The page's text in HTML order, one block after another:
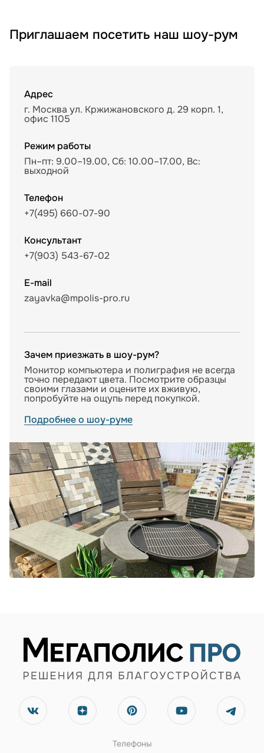
Приглашаем посетить наш шоу-рум
Адрес
г. Москва ул. Кржижановского д. 29 корп. 1,
офис 1105
Режим работы
Пн–пт: 9.00–19.00, Сб: 10.00–17.00, Вс:
выходной
Телефон
+7(495) 660-07-90
Консультант
+7(903) 543-67-02
E-mail
zayavka@mpolis-pro.ru
Зачем приезжать в шоу-рум?
Монитор компьютера и полиграфия не всегда
точно передают цвета. Посмотрите образцы
своими глазами и оцените их вживую,
попробуйте на ощупь перед покупкой.
Подробнее о шоу-руме
Телефоны